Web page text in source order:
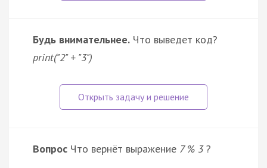
Будь внимательнее. Что выведет код?
print("2" + "3")
Вопрос Что вернёт выражение 7 % 3?